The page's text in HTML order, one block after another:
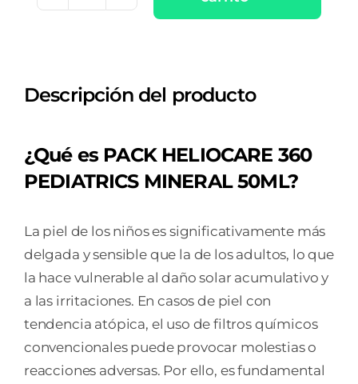
HELIOCARE
MINERAL
ATOPIC
LOTION
cantidad
Descripción del producto
¿Qué es PACK HELIOCARE 360
PEDIATRICS MINERAL 50ML?
La piel de los niños es significativamente más
delgada y sensible que la de los adultos, lo que
la hace vulnerable al daño solar acumulativo y
a las irritaciones. En casos de piel con
tendencia atópica, el uso de filtros químicos
convencionales puede provocar molestias o
reacciones adversas. Por ello, es fundamental